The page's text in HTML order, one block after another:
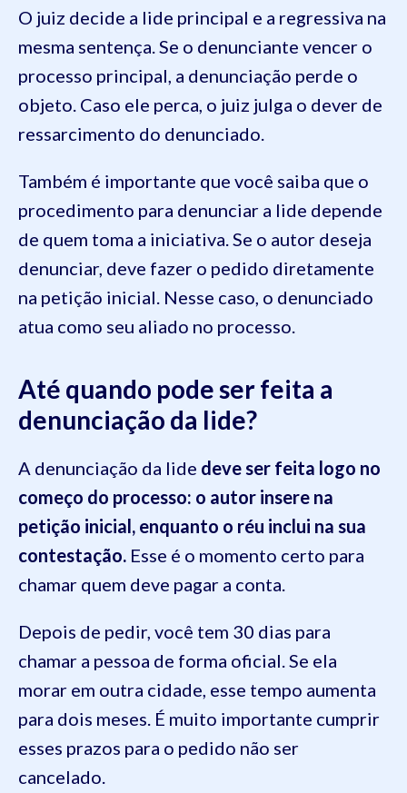
O juiz decide a lide principal e a regressiva na
mesma sentença. Se o denunciante vencer o
processo principal, a denunciação perde o
objeto. Caso ele perca, o juiz julga o dever de
ressarcimento do denunciado.
Também é importante que você saiba que o
procedimento para denunciar a lide depende
de quem toma a iniciativa. Se o autor deseja
denunciar, deve fazer o pedido diretamente
na petição inicial. Nesse caso, o denunciado
atua como seu aliado no processo.
Até quando pode ser feita a
denunciação da lide?
A denunciação da lide deve ser feita logo no
começo do processo: o autor insere na
petição inicial, enquanto o réu inclui na sua
contestação. Esse é o momento certo para
chamar quem deve pagar a conta.
Depois de pedir, você tem 30 dias para
chamar a pessoa de forma oficial. Se ela
morar em outra cidade, esse tempo aumenta
para dois meses. É muito importante cumprir
esses prazos para o pedido não ser
cancelado.